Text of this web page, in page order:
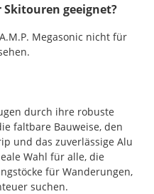
geeignet?
Megasonic nicht für
durch ihre robuste
faltbare Bauweise, den
und das zuverlässige Alu
Wahl für alle, die
für Wanderungen,
suchen.